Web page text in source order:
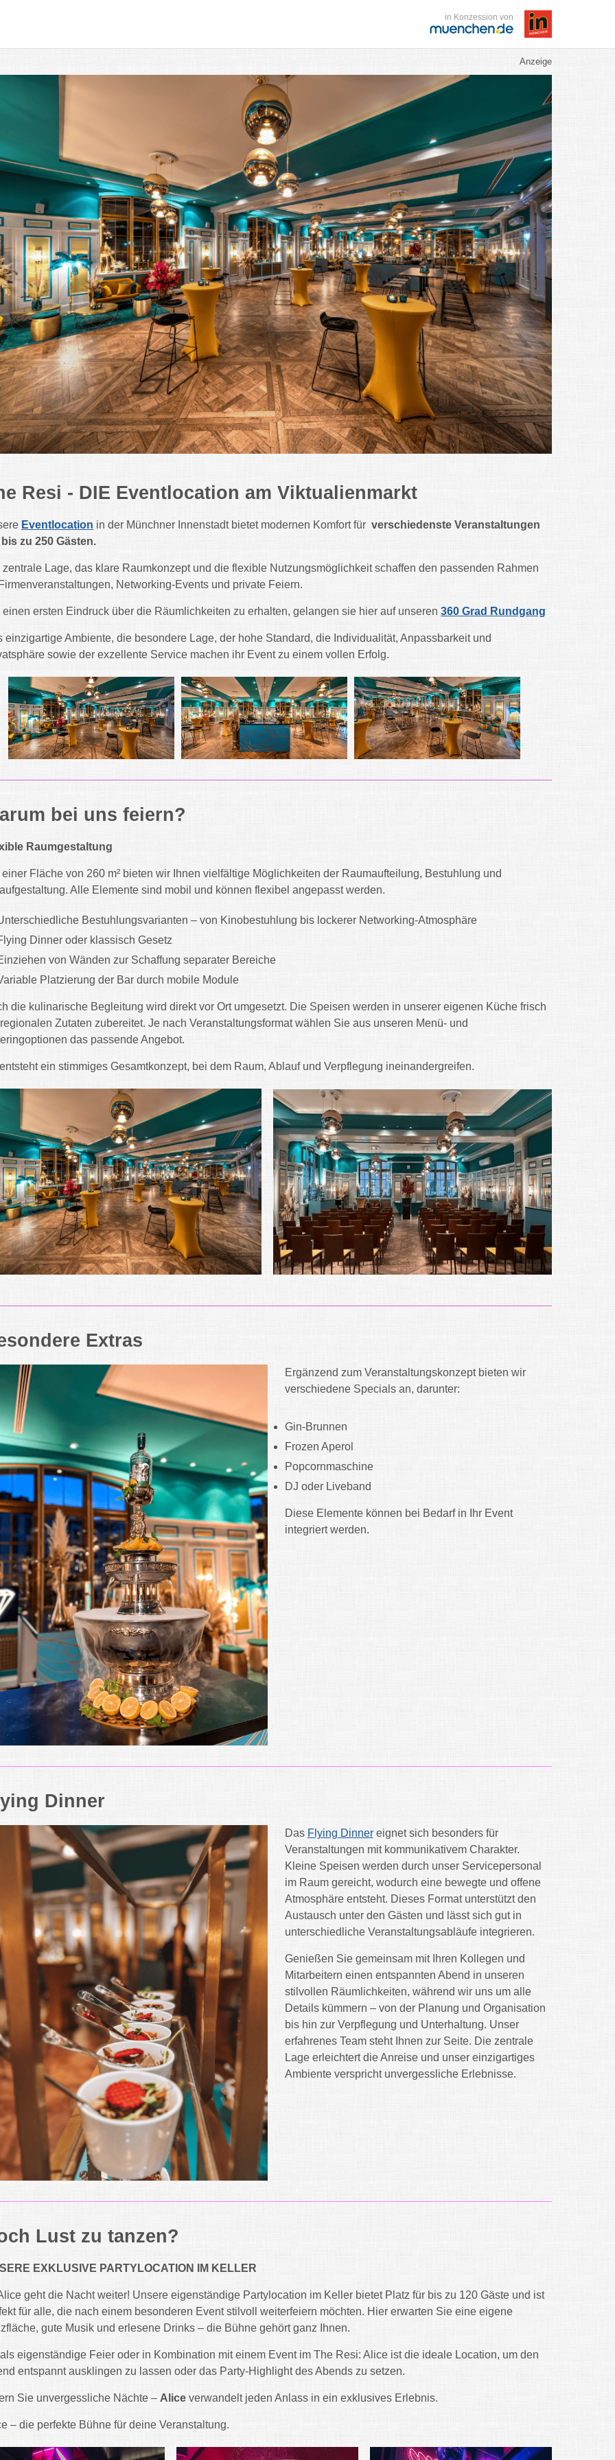
in Konzession von
Anzeige
Resi - DIE Eventlocation am Viktualienmarkt
Eventlocation in der Münchner Innenstadt bietet modernen Komfort für verschiedenste Veranstaltungen
zu 250 Gästen.
zentrale Lage, das klare Raumkonzept und die flexible Nutzungsmöglichkeit schaffen den passenden Rahmen
Networking-Events und private Feiern.
einen ersten Eindruck über die Räumlichkeiten zu erhalten, gelangen sie hier auf unseren 360 Grad Rundgang
einzigartige Ambiente, die besondere Lage, der hohe Standard, die Individualität, Anpassbarkeit und
sowie der exzellente Service machen ihr Event zu einem vollen Erfolg.
bei uns feiern?
Raumgestaltung
einer Fläche von 260 m² bieten wir Ihnen vielfältige Möglichkeiten der Raumaufteilung, Bestuhlung und
Alle Elemente sind mobil und können flexibel angepasst werden.
Bestuhlungsvarianten – von Kinobestuhlung bis lockerer Networking-Atmosphäre
Dinner oder klassisch Gesetz
von Wänden zur Schaffung separater Bereiche
Platzierung der Bar durch mobile Module
die kulinarische Begleitung wird direkt vor Ort umgesetzt. Die Speisen werden in unserer eigenen Küche frisch
Zutaten zubereitet. Je nach Veranstaltungsformat wählen Sie aus unseren Menü- und
das passende Angebot.
ein stimmiges Gesamtkonzept, bei dem Raum, Ablauf und Verpflegung ineinandergreifen.
Extras
Ergänzend zum Veranstaltungskonzept bieten wir
verschiedene Specials an, darunter:
Gin-Brunnen
Frozen Aperol
Popcornmaschine
DJ oder Liveband
Diese Elemente können bei Bedarf in Ihr Event
integriert werden.
Dinner
Das Flying Dinnereignet sich besonders für
Veranstaltungen mit kommunikativem Charakter.
Kleine Speisen werden durch unser Servicepersonal
im Raum gereicht, wodurch eine bewegte und offene
Atmosphäre entsteht. Dieses Format unterstützt den
Austausch unter den Gästen und lässt sich gut in
unterschiedliche Veranstaltungsabläufe integrieren.
Genießen Sie gemeinsam mit Ihren Kollegen und
Mitarbeitern einen entspannten Abend in unseren
stilvollen Räumlichkeiten, während wir uns um alle
Details kümmern – von der Planung und Organisation
bis hin zur Verpflegung und Unterhaltung. Unser
erfahrenes Team steht Ihnen zur Seite. Die zentrale
Lage erleichtert die Anreise und unser einzigartiges
Ambiente verspricht unvergessliche Erlebnisse.
Lust zu tanzen?
EXKLUSIVE PARTYLOCATION IM KELLER
geht die Nacht weiter! Unsere eigenständige Partylocation im Keller bietet Platz für bis zu 120 Gäste und ist
für alle, die nach einem besonderen Event stilvoll weiterfeiern möchten. Hier erwarten Sie eine eigene
gute Musik und erlesene Drinks – die Bühne gehört ganz Ihnen.
eigenständige Feier oder in Kombination mit einem Event im The Resi: Alice ist die ideale Location, um den
entspannt ausklingen zu lassen oder das Party-Highlight des Abends zu setzen.
Sie unvergessliche Nächte – Alice verwandelt jeden Anlass in ein exklusives Erlebnis.
– die perfekte Bühne für deine Veranstaltung.